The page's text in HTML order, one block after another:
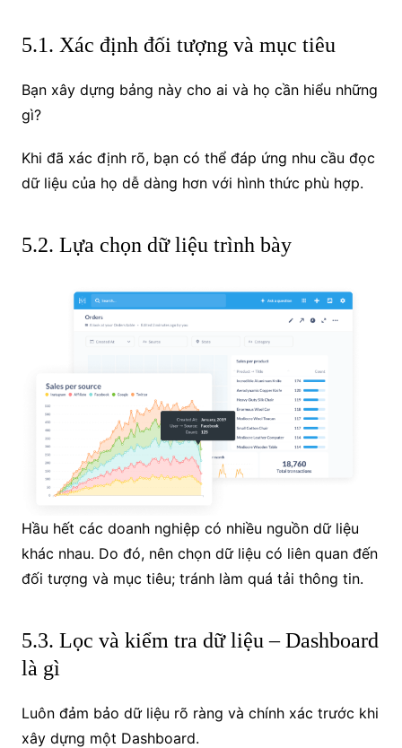
5.1. Xác định đối tượng và mục tiêu
Bạn xây dựng bảng này cho ai và họ cần hiểu những
gì?
Khi đã xác định rõ, bạn có thể đáp ứng nhu cầu đọc
dữ liệu của họ dễ dàng hơn với hình thức phù hợp.
5.2. Lựa chọn dữ liệu trình bày
Hầu hết các doanh nghiệp có nhiều nguồn dữ liệu
khác nhau. Do đó, nên chọn dữ liệu có liên quan đến
đối tượng và mục tiêu; tránh làm quá tải thông tin.
5.3. Lọc và kiểm tra dữ liệu – Dashboard
là gì
Luôn đảm bảo dữ liệu rõ ràng và chính xác trước khi
xây dựng một Dashboard.